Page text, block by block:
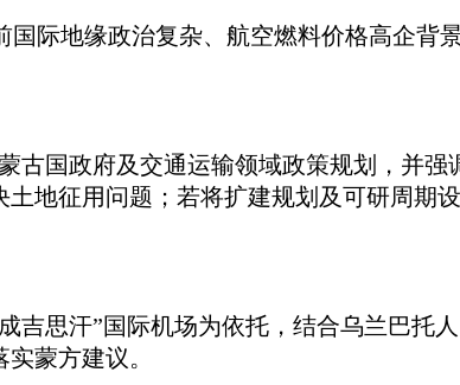
际地缘政治复杂、航空燃料价格高企
古国政府及交通运输领域政策规划，并强
地征用问题；若将扩建规划及可研周期
吉思汗”国际机场为依托，结合乌兰巴托
蒙方建议。